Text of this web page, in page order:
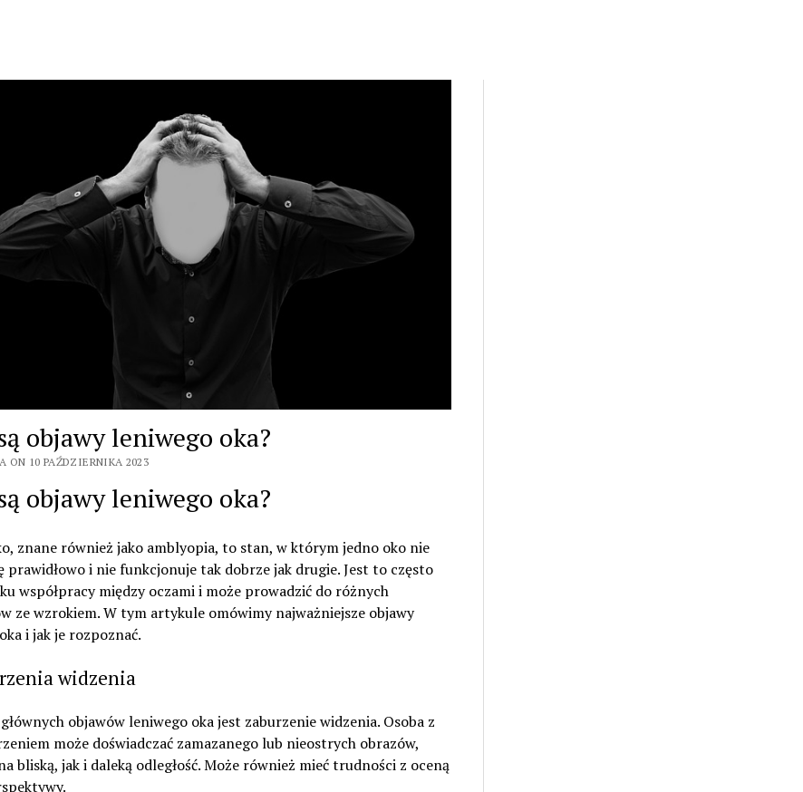
objawy leniwego oka?
ON 10 PAŹDZIERNIKA 2023
objawy leniwego oka?
znane również jako amblyopia, to stan, w którym jedno oko nie
prawidłowo i nie funkcjonuje tak dobrze jak drugie. Jest to często
współpracy między oczami i może prowadzić do różnych
ze wzrokiem. W tym artykule omówimy najważniejsze objawy
i jak je rozpoznać.
widzenia
objawów leniwego oka jest zaburzenie widzenia. Osoba z
może doświadczać zamazanego lub nieostrych obrazów,
bliską, jak i daleką odległość. Może również mieć trudności z oceną